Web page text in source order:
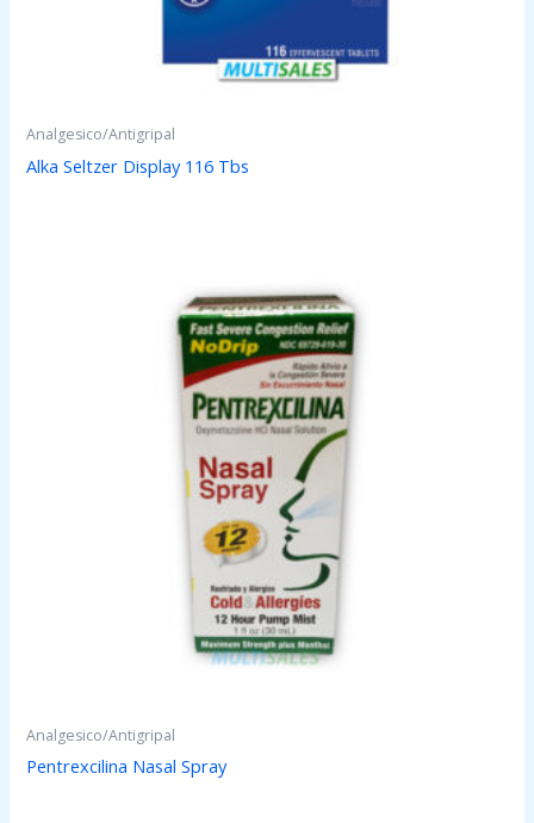
Analgesico/Antigripal
Alka Seltzer Display 116 Tbs
Analgesico/Antigripal
Pentrexcilina Nasal Spray